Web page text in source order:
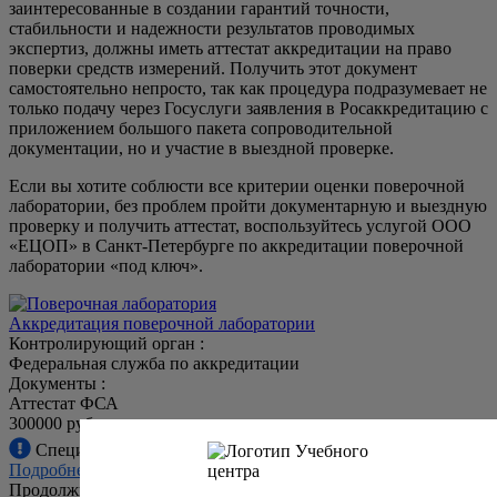
заинтересованные в создании гарантий точности,
стабильности и надежности результатов проводимых
экспертиз, должны иметь аттестат аккредитации на право
поверки средств измерений. Получить этот документ
самостоятельно непросто, так как процедура подразумевает не
только подачу через Госуслуги заявления в Росаккредитацию с
приложением большого пакета сопроводительной
документации, но и участие в выездной проверке.
Если вы хотите соблюсти все критерии оценки поверочной
лаборатории, без проблем пройти документарную и выездную
проверку и получить аттестат, воспользуйтесь услугой ООО
«ЕЦОП» в Санкт-Петербурге по аккредитации поверочной
лаборатории «под ключ».
Аккредитация поверочной лаборатории
Контролирующий орган :
Федеральная служба по аккредитации
Документы :
Аттестат ФСА
300000 руб.
Специальные цены при коллективной заявке!
Подробнее в прайсе
Продолжительность: 5 месяцев